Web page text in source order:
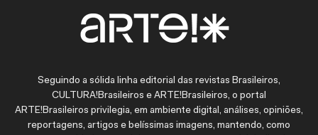
Seguindo a sólida linha editorial das revistas Brasileiros,
CULTURA!Brasileiros e ARTE!Brasileiros, o portal
ARTE!Brasileiros privilegia, em ambiente digital, análises, opiniões,
reportagens, artigos e belíssimas imagens, mantendo, como